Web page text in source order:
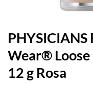
Wear® Loose
12 g Rosa